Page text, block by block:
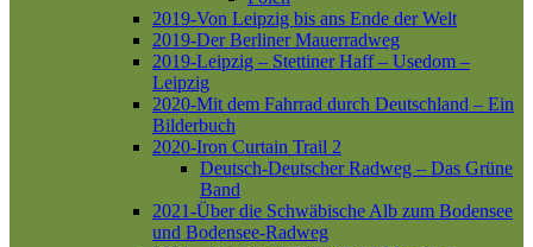
2019-Von Leipzig bis ans Ende der Welt
2019-Der Berliner Mauerradweg
2019-Leipzig – Stettiner Haff – Usedom –
Leipzig
2020-Mit dem Fahrrad durch Deutschland – Ein
Bilderbuch
2020-Iron Curtain Trail 2
Deutsch-Deutscher Radweg – Das Grüne
Band
2021-Über die Schwäbische Alb zum Bodensee
und Bodensee-Radweg